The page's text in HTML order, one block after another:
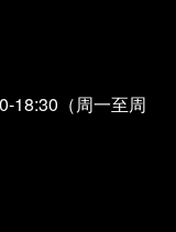
18:30（周一至周